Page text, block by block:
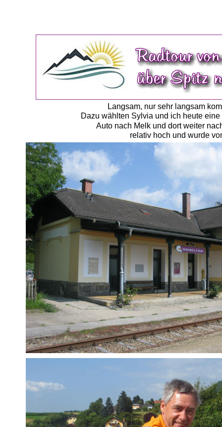
Langsam, nur sehr langsam
Dazu wählten Sylvia und ich heute
Auto nach Melk und dort weiter
relativ hoch und wurde